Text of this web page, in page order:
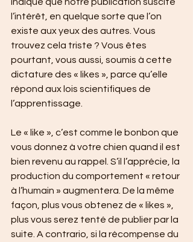
l’intérêt, en quelque sorte que l’on
existe aux yeux des autres. Vous
trouvez cela triste ? Vous êtes
pourtant, vous aussi, soumis à cette
dictature des « likes », parce qu’elle
répond aux lois scientifiques de
l’apprentissage.
Le « like », c’est comme le bonbon que
vous donnez à votre chien quand il est
bien revenu au rappel. S’il l’apprécie, la
production du comportement « retour
à l’humain » augmentera. De la même
façon, plus vous obtenez de « likes »,
plus vous serez tenté de publier par la
suite. A contrario, si la récompense du